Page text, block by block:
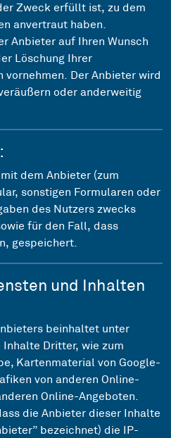
Zweck erfüllt ist, zu dem
anvertraut haben.
Anbieter auf Ihren Wunsch
Löschung Ihrer
vornehmen. Der Anbieter wird
oder anderweitig
dem Anbieter (zum
sonstigen Formularen oder
des Nutzers zwecks
für den Fall, dass
gespeichert.
und Inhalten
beinhaltet unter
Dritter, wie zum
Kartenmaterial von Google-
von anderen Online-
Online-Angeboten.
die Anbieter dieser Inhalte
bezeichnet) die IP-